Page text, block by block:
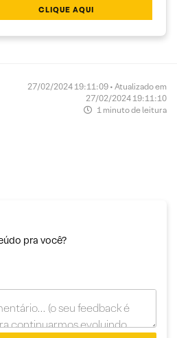
CLIQUE AQUI
27/02/2024 19:11:09 • Atualizado em
27/02/2024 19:11:10
1 minuto de leitura
pra você?